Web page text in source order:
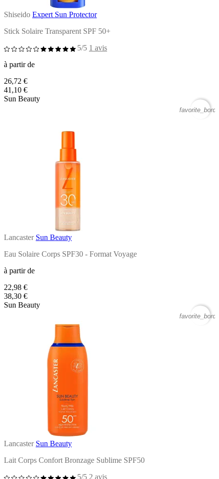
Shiseido Expert Sun Protector
Stick Solaire Transparent SPF 50+
5/5 1 avis
à partir de
26,72 €
41,10 €
Sun Beauty
Lancaster Sun Beauty
Eau Solaire Corps SPF30 - Format Voyage
à partir de
22,98 €
38,30 €
Sun Beauty
Lancaster Sun Beauty
Lait Corps Confort Bronzage Sublime SPF50
5/5 2 avis